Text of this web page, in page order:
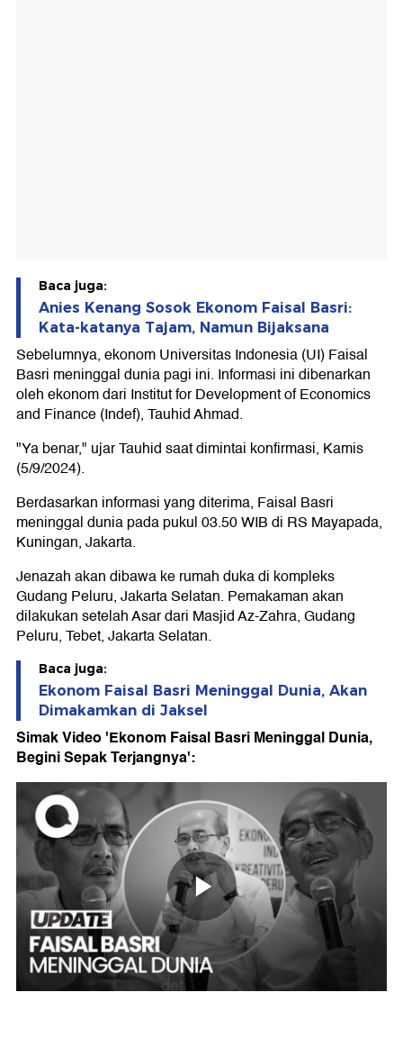
Baca juga:
Anies Kenang Sosok Ekonom Faisal Basri:
Kata-katanya Tajam, Namun Bijaksana
Sebelumnya, ekonom Universitas Indonesia (UI) Faisal
Basri meninggal dunia pagi ini. Informasi ini dibenarkan
oleh ekonom dari Institut for Development of Economics
and Finance (Indef), Tauhid Ahmad.
"Ya benar," ujar Tauhid saat dimintai konfirmasi, Kamis
(5/9/2024).
Berdasarkan informasi yang diterima, Faisal Basri
meninggal dunia pada pukul 03.50 WIB di RS Mayapada,
Kuningan, Jakarta.
Jenazah akan dibawa ke rumah duka di kompleks
Gudang Peluru, Jakarta Selatan. Pemakaman akan
dilakukan setelah Asar dari Masjid Az-Zahra, Gudang
Peluru, Tebet, Jakarta Selatan.
Baca juga:
Ekonom Faisal Basri Meninggal Dunia, Akan
Dimakamkan di Jaksel
Simak Video 'Ekonom Faisal Basri Meninggal Dunia,
Begini Sepak Terjangnya':